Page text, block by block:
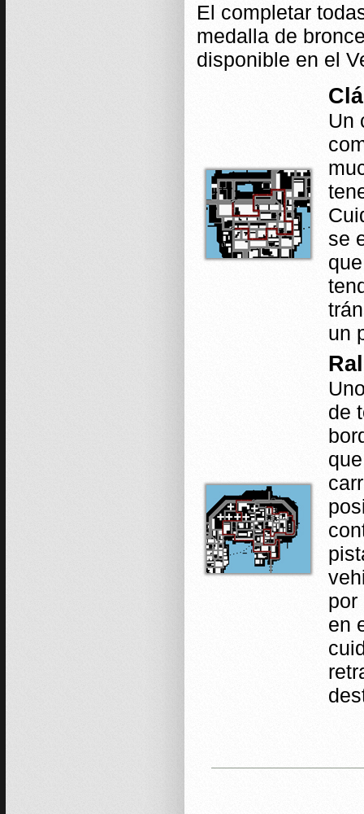
El completar
medalla de
disponible en el
Un
se
un
de
por
en